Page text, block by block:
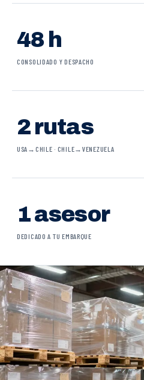
48 h
CONSOLIDADO Y DESPACHO
2 rutas
USA→CHILE · CHILE→VENEZUELA
1 asesor
DEDICADO A TU EMBARQUE